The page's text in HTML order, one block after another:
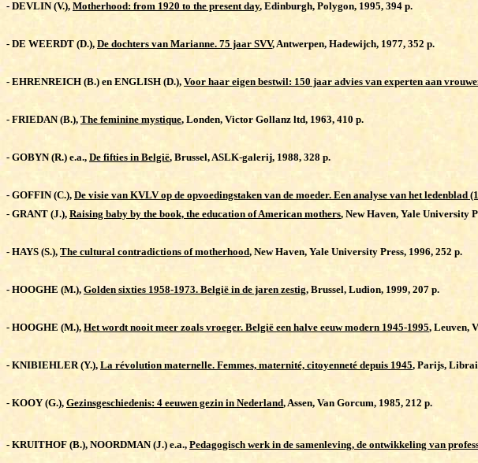
- DEVLIN (V.), Motherhood: from 1920 to the present day, Edinburgh, Polygon, 1995, 394 p.
- DE WEERDT (D.), De dochters van Marianne. 75 jaar SVV, Antwerpen, Hadewijch, 1977, 352 p.
- EHRENREICH (B.) en ENGLISH (D.), Voor haar eigen bestwil: 150 jaar advies van experten aan
- FRIEDAN (B.), The feminine mystique, Londen, Victor Gollanz ltd, 1963, 410 p.
- GOBYN (R.) e.a., De fifties in België, Brussel, ASLK-galerij, 1988, 328 p.
- GOFFIN (C.), De visie van KVLV op de opvoedingstaken van de moeder. Een analyse van het ledenblad
- GRANT (J.), Raising baby by the book, the education of American mothers, New Haven, Yale University
- HAYS (S.), The cultural contradictions of motherhood, New Haven, Yale University Press, 1996, 252 p.
- HOOGHE (M.), Golden sixties 1958-1973. België in de jaren zestig, Brussel, Ludion, 1999, 207 p.
- HOOGHE (M.), Het wordt nooit meer zoals vroeger. België een halve eeuw modern 1945-1995, Leuven,
- KNIBIEHLER (Y.), La révolution maternelle. Femmes, maternité, citoyenneté depuis 1945, Parijs,
- KOOY (G.), Gezinsgeschiedenis: 4 eeuwen gezin in Nederland, Assen, Van Gorcum, 1985, 212 p.
- KRUITHOF (B.), NOORDMAN (J.) e.a., Pedagogisch werk in de samenleving, de ontwikkeling van